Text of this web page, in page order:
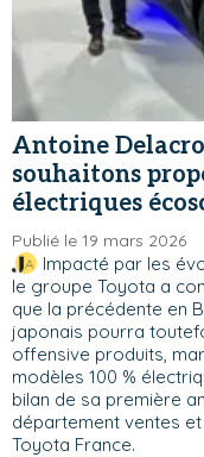
Antoine
souhaitons
électriques
Publié le 19 mars 2026
Impacté par les
le groupe Toyota a
que la précédente en
japonais pourra
offensive produits,
modèles 100 %
bilan de sa première
département ventes
Toyota France.